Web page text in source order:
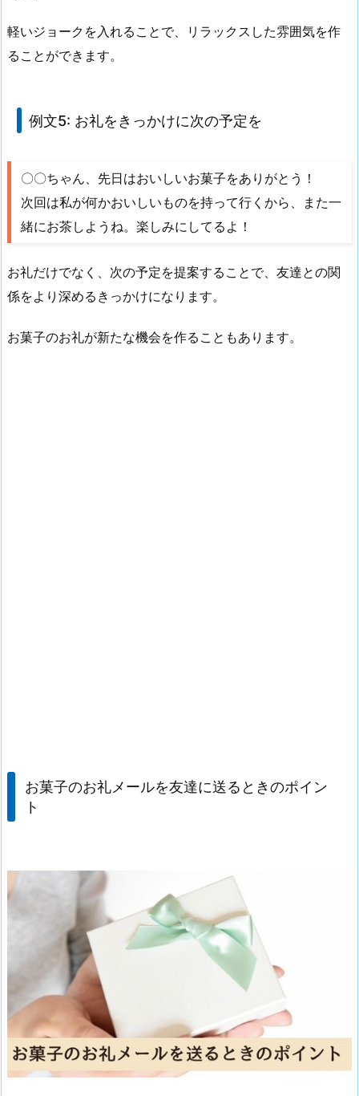
軽いジョークを入れることで、リラックスした雰囲気を作
ることができます。
例文5: お礼をきっかけに次の予定を
〇〇ちゃん、先日はおいしいお菓子をありがとう！
次回は私が何かおいしいものを持って行くから、また一
緒にお茶しようね。楽しみにしてるよ！
お礼だけでなく、次の予定を提案することで、友達との関
係をより深めるきっかけになります。
お菓子のお礼が新たな機会を作ることもあります。
お菓子のお礼メールを友達に送るときのポイン
ト